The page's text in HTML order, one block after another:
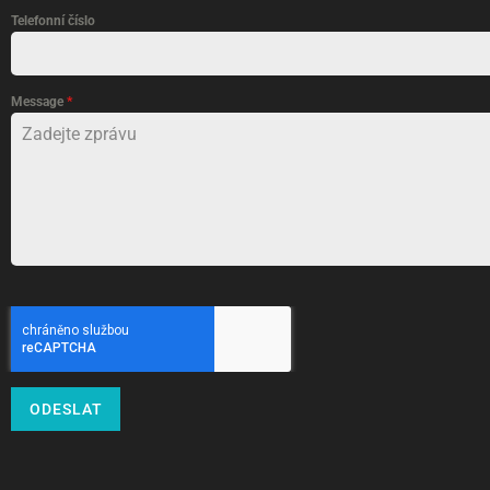
Telefonní číslo
Message *
ODESLAT